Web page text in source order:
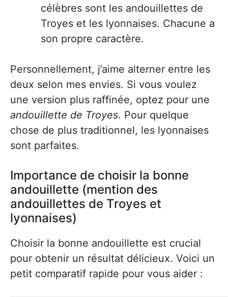
célèbres sont les andouillettes de
Troyes et les lyonnaises. Chacune a
son propre caractère.
Personnellement, j’aime alterner entre les
deux selon mes envies. Si vous voulez
une version plus raffinée, optez pour une
andouillette de Troyes. Pour quelque
chose de plus traditionnel, les lyonnaises
sont parfaites.
Importance de choisir la bonne
andouillette (mention des
andouillettes de Troyes et
lyonnaises)
Choisir la bonne andouillette est crucial
pour obtenir un résultat délicieux. Voici un
petit comparatif rapide pour vous aider :